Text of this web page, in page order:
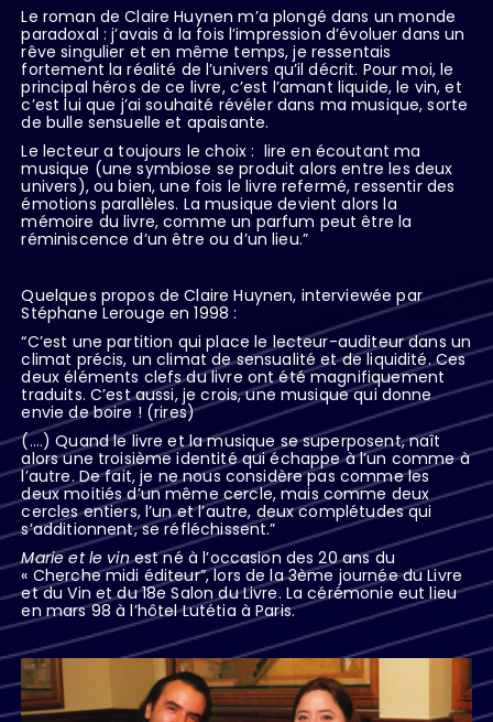
Le roman de Claire Huynen m’a plongé dans un monde
paradoxal : j’avais à la fois l’impression d’évoluer dans un
rêve singulier et en même temps, je ressentais
fortement la réalité de l’univers qu’il décrit. Pour moi, le
principal héros de ce livre, c’est l’amant liquide, le vin, et
c’est lui que j’ai souhaité révéler dans ma musique, sorte
de bulle sensuelle et apaisante.
Le lecteur a toujours le choix : lire en écoutant ma
musique (une symbiose se produit alors entre les deux
univers), ou bien, une fois le livre refermé, ressentir des
émotions parallèles. La musique devient alors la
mémoire du livre, comme un parfum peut être la
réminiscence d’un être ou d’un lieu.”
Quelques propos de Claire Huynen, interviewée par
Stéphane Lerouge en 1998 :
“C’est une partition qui place le lecteur-auditeur dans un
climat précis, un climat de sensualité et de liquidité. Ces
deux éléments clefs du livre ont été magnifiquement
traduits. C’est aussi, je crois, une musique qui donne
envie de boire ! (rires)
(.…) Quand le livre et la musique se superposent, naît
alors une troisième identité qui échappe à l’un comme à
l’autre. De fait, je ne nous considère pas comme les
deux moitiés d’un même cercle, mais comme deux
cercles entiers, l’un et l’autre, deux complétudes qui
s’additionnent, se réfléchissent.”
Marie et le vinest né à l’occasion des 20 ans du
« Cherche midi éditeur”, lors de la 3ème journée du Livre
et du Vin et du 18e Salon du Livre. La cérémonie eut lieu
en mars 98 à l’hôtel Lutétia à Paris.